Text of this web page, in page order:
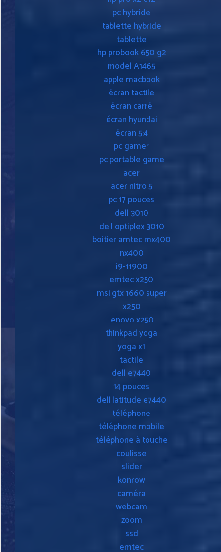
pc hybride
tablette hybride
tablette
hp probook 650 g2
model A1465
apple macbook
écran tactile
écran carré
écran hyundai
écran 5:4
pc gamer
pc portable game
acer
acer nitro 5
pc 17 pouces
dell 3010
dell optiplex 3010
boitier amtec mx400
nx400
i9-11900
emtec x250
msi gtx 1660 super
x250
lenovo x250
thinkpad yoga
yoga x1
tactile
dell e7440
14 pouces
dell latitude e7440
téléphone
téléphone mobile
téléphone à touche
coulisse
slider
konrow
caméra
webcam
zoom
ssd
emtec